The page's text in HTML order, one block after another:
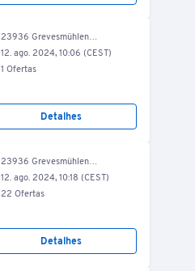
23936 Grevesmühlen, Grüner Weg 5/ Halle 1/ Vorfertigung
12. ago. 2024, 10:06 (CEST)
1 Ofertas
Detalhes
23936 Grevesmühlen, Grüner Weg 5/ Halle 1/ Vorfertigung
12. ago. 2024, 10:18 (CEST)
22 Ofertas
Detalhes